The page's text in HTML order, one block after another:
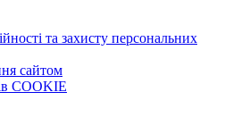
та захисту персональних
сайтом
COOKIE